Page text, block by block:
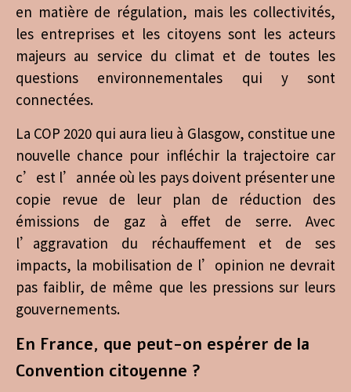
en matière de régulation, mais les collectivités,
les entreprises et les citoyens sont les acteurs
majeurs au service du climat et de toutes les
questions environnementales qui y sont
connectées.
La COP 2020 qui aura lieu à Glasgow, constitue une
nouvelle chance pour infléchir la trajectoire car
c’est l’année où les pays doivent présenter une
copie revue de leur plan de réduction des
émissions de gaz à effet de serre. Avec
l’aggravation du réchauffement et de ses
impacts, la mobilisation de l’opinion ne devrait
pas faiblir, de même que les pressions sur leurs
gouvernements.
En France, que peut-on espérer de la
Convention citoyenne ?